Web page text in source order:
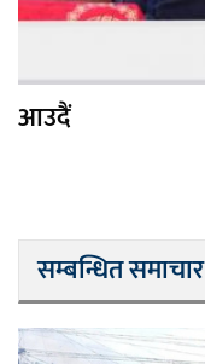
आउदैं
सम्बन्धित समाचार